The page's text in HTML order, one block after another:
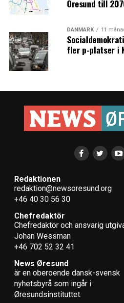
Öresund till
DANMARK 11
fler p-platser i
Redaktionen
redaktion@newsoresund.org
+46 40 30 56 30
Chefredaktör
Chefredaktör och ansvarig
Johan Wessman
+46 702 52 32 41
News Øresund
är en oberoende dansk-svensk
nyhets­byrå som ingår i
Øresundsinstituttet.